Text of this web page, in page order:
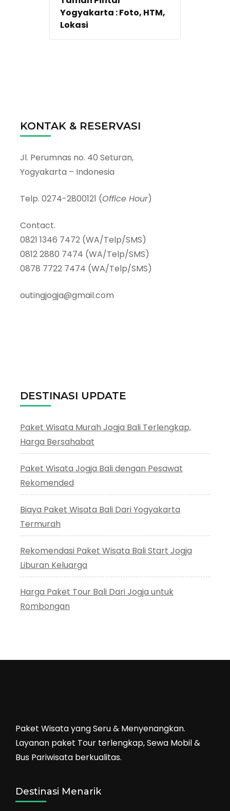
Yogyakarta : Foto, HTM,
Lokasi
KONTAK & RESERVASI
Jl. Perumnas no. 40 Seturan,
Yogyakarta – Indonesia
Telp. 0274-2800121 (Office Hour)
Contact.
0821 1346 7472 (WA/Telp/SMS)
0812 2880 7474 (WA/Telp/SMS)
0878 7722 7474 (WA/Telp/SMS)
outingjogja@gmail.com
DESTINASI UPDATE
Paket Wisata Murah Jogja Bali Terlengkap,
Harga Bersahabat
Paket Wisata Jogja Bali dengan Pesawat
Rekomended
Biaya Paket Wisata Bali Dari Yogyakarta
Termurah
Rekomendasi Paket Wisata Bali Start Jogja
Liburan Keluarga
Harga Paket Tour Bali Dari Jogja untuk
Rombongan
Paket Wisata yang Seru & Menyenangkan.
Layanan paket Tour terlengkap, Sewa Mobil &
Bus Pariwisata berkualitas.
Destinasi Menarik